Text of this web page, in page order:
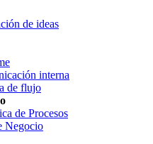
de ideas
interna
de flujo
de Procesos
Negocio